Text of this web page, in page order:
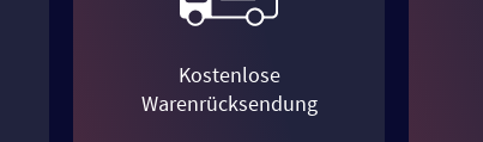
Kostenlose
Warenrücksendung